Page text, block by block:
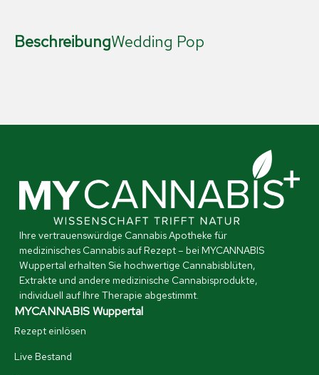
BeschreibungWedding Pop
Ihre vertrauenswürdige Cannabis Apotheke für
medizinisches Cannabis auf Rezept – bei MYCANNABIS
Wuppertal erhalten Sie hochwertige Cannabisblüten,
Extrakte und andere medizinische Cannabisprodukte,
individuell auf Ihre Therapie abgestimmt.
MYCANNABIS Wuppertal
Rezept einlösen
Live Bestand